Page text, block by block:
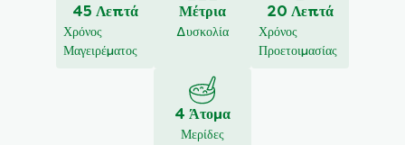
45 Λεπτά
Χρόνος
Μαγειρέματος
Μέτρια
Δυσκολία
20 Λεπτά
Χρόνος
Προετοιμασίας
4 Άτομα
Μερίδες